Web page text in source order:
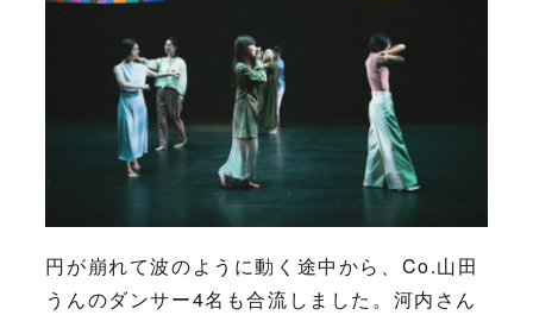
円が崩れて波のように動く途中から、Co.山田
うんのダンサー4名も合流しました。河内さん